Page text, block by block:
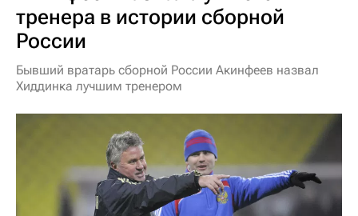
тренера в истории сборной
России
Бывший вратарь сборной России Акинфеев назвал
Хиддинка лучшим тренером